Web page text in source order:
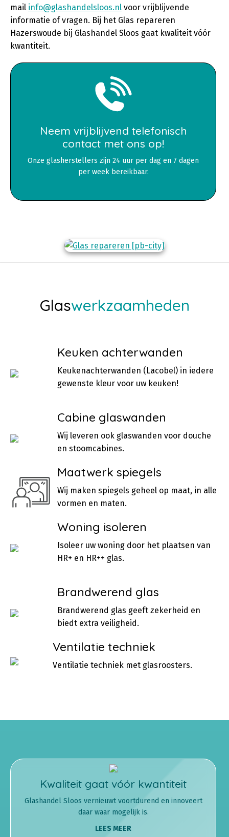
mail info@glashandelsloos.nl voor vrijblijvende
informatie of vragen. Bij het Glas repareren
Hazerswoude bij Glashandel Sloos gaat kwaliteit vóór
kwantiteit.
Neem vrijblijvend telefonisch
contact met ons op!
Onze glasherstellers zijn 24 uur per dag en 7 dagen
per week bereikbaar.
Glaswerkzaamheden
Keuken achterwanden
Keukenachterwanden (Lacobel) in iedere
gewenste kleur voor uw keuken!
Cabine glaswanden
Wij leveren ook glaswanden voor douche
en stoomcabines.
Maatwerk spiegels
Wij maken spiegels geheel op maat, in alle
vormen en maten.
Woning isoleren
Isoleer uw woning door het plaatsen van
HR+ en HR++ glas.
Brandwerend glas
Brandwerend glas geeft zekerheid en
biedt extra veiligheid.
Ventilatie techniek
Ventilatie techniek met glasroosters.
Kwaliteit gaat vóór kwantiteit
Glashandel Sloos vernieuwt voortdurend en innoveert
daar waar mogelijk is.
LEES MEER